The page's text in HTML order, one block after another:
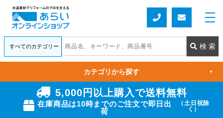
5,000円以上購入で送料無料
在庫商品は10時までのご注文で即日出
荷
（土日祝除
く）
カテゴリから探す ▼